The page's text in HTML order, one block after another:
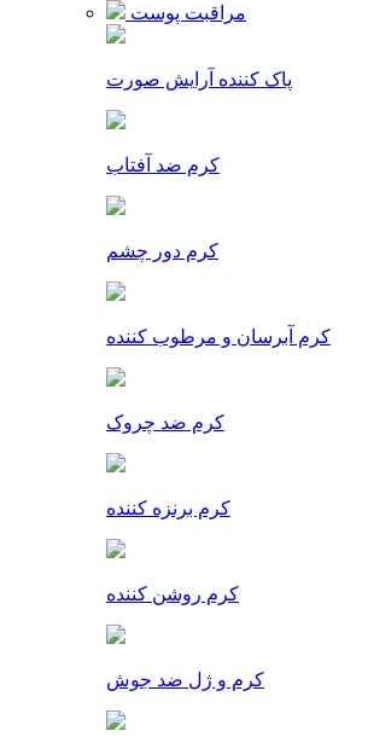
مراقبت پوست
پاک کننده آرایش صورت
کرم ضد آفتاب
کرم دور چشم
کرم آبرسان و مرطوب کننده
کرم ضد چروک
کرم برنزه کننده
کرم روشن کننده
کرم و ژل ضد جوش